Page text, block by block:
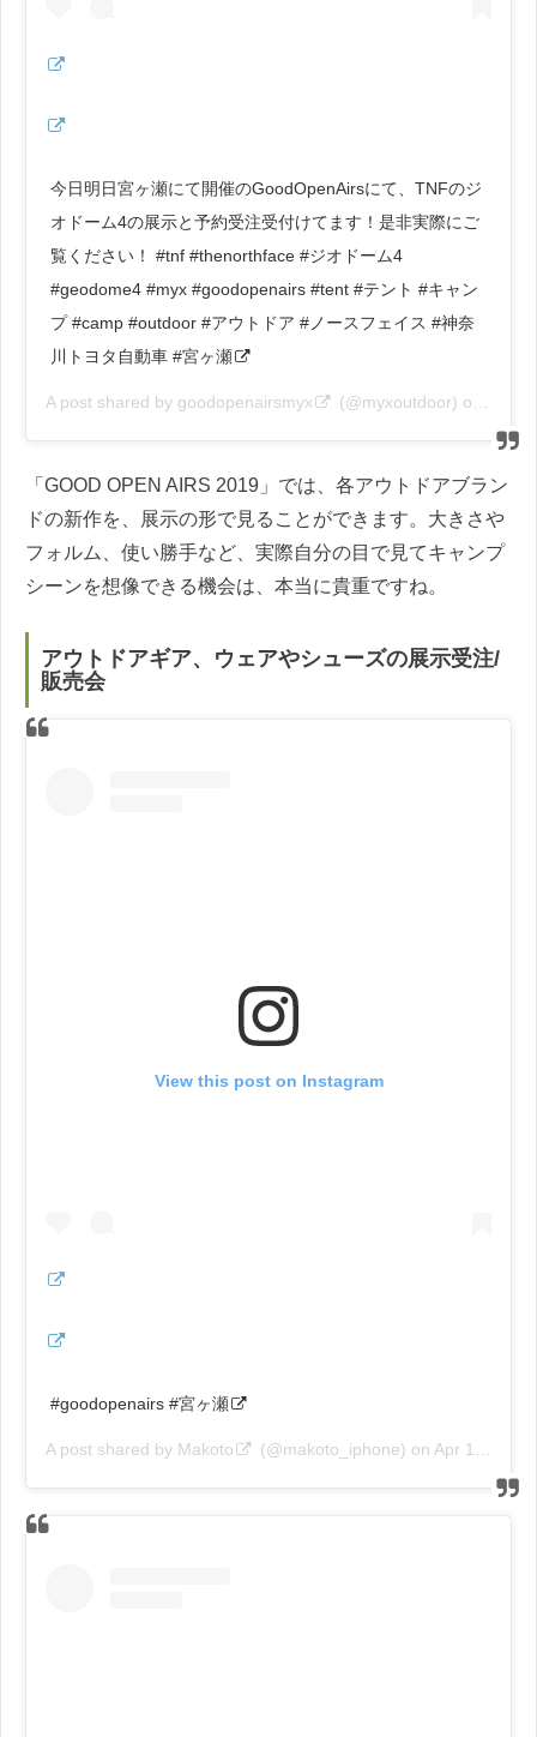
今日明日宮ヶ瀬にて開催のGoodOpenAirsにて、TNFのジ
オドーム4の展示と予約受注受付けてます！是非実際にご
覧ください！ #tnf #thenorthface #ジオドーム4
#geodome4 #myx #goodopenairs #tent #テント #キャン
プ #camp #outdoor #アウトドア #ノースフェイス #神奈
川トヨタ自動車 #宮ヶ瀬
A post shared by goodopenairsmyx (@myxoutdoor) on
「GOOD OPEN AIRS 2019」では、各アウトドアブラン
ドの新作を、展示の形で見ることができます。大きさや
フォルム、使い勝手など、実際自分の目で見てキャンプ
シーンを想像できる機会は、本当に貴重ですね。
アウトドアギア、ウェアやシューズの展示受注/
販売会
View this post on Instagram
#goodopenairs #宮ヶ瀬
A post shared by Makoto (@makoto_iphone) on Apr 14, 2018 at 10:55pm PDT